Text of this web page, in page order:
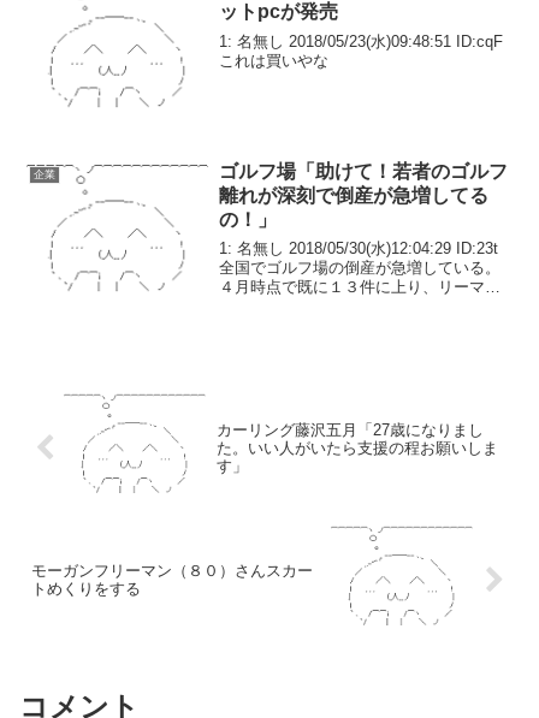
ットpcが発売
1: 名無し 2018/05/23(水)09:48:51 ID:cqF
これは買いやな
企業
ゴルフ場「助けて！若者のゴルフ
離れが深刻で倒産が急増してる
の！」
1: 名無し 2018/05/30(水)12:04:29 ID:23t
全国でゴルフ場の倒産が急増している。
４月時点で既に１３件に上り、リーマ
カーリング藤沢五月「27歳になりまし
た。いい人がいたら支援の程お願いしま
す」
モーガンフリーマン（８０）さんスカー
トめくりをする
コメント